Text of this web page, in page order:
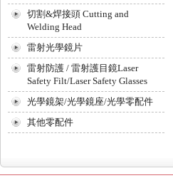
切割&焊接頭 Cutting and
Welding Head
雷射光學鏡片
雷射防護 / 雷射護目鏡Laser
Safety Filt/Laser Safety Glasses
光學鏡架/光學鏡座/光學零配件
其他零配件